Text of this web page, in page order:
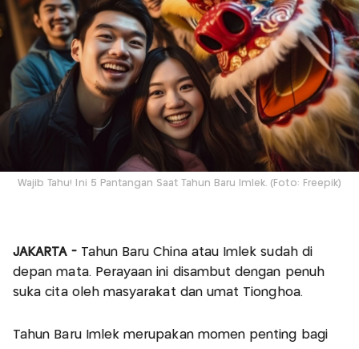
Wajib Tahu! Ini 5 Pantangan Saat Tahun Baru Imlek. (Foto: Freepik)
JAKARTA - Tahun Baru China atau Imlek sudah di
depan mata. Perayaan ini disambut dengan penuh
suka cita oleh masyarakat dan umat Tionghoa.
Tahun Baru Imlek merupakan momen penting bagi